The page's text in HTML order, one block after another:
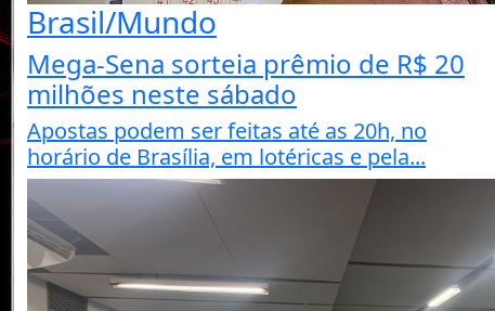
Brasil/Mundo
Mega-Sena sorteia prêmio de R$ 20
milhões neste sábado
Apostas podem ser feitas até as 20h, no
horário de Brasília, em lotéricas e pela...